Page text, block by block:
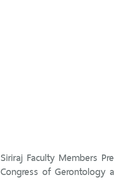
Siriraj Faculty Members
Congress of Gerontology